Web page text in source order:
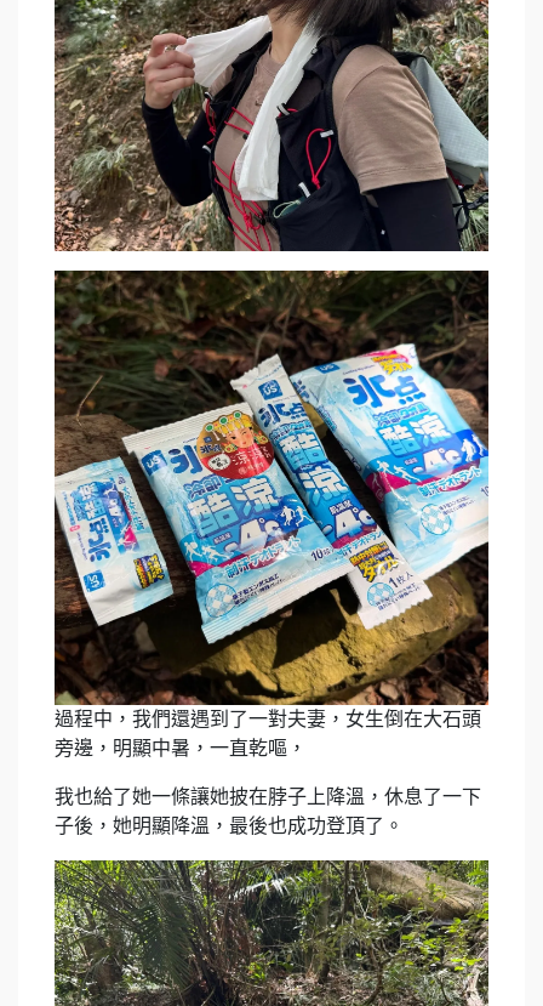
過程中，我們還遇到了一對夫妻，女生倒在大石頭
旁邊，明顯中暑，一直乾嘔，
我也給了她一條讓她披在脖子上降溫，休息了一下
子後，她明顯降溫，最後也成功登頂了。